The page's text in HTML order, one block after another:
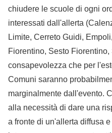
chiudere le scuole di ogni
interessati dall'allerta
Limite, Cerreto Guidi,
Fiorentino, Sesto
consapevolezza che per
Comuni saranno
marginalmente dall'evento.
alla necessità di dare una
a fronte di un'allerta diffusa